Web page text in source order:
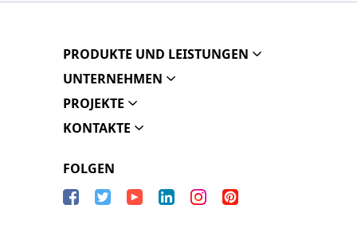
PRODUKTE UND LEISTUNGEN
UNTERNEHMEN
PROJEKTE
KONTAKTE
FOLGEN